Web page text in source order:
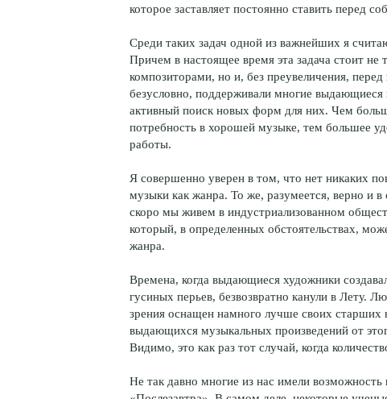
которое заставляет постоянно ставить перед
Среди таких задач одной из важнейших я
Причем в настоящее время эта задача стоит
композиторами, но и, без преувеличения,
безусловно, поддерживали многие
активный поиск новых форм для них. Чем
потребность в хорошей музыке, тем большее
работы.
Я совершенно уверен в том, что нет никаких
музыки как жанра. То же, разумеется, верно и
скоро мы живем в индустриализованном
который, в определенных обстоятельствах,
жанра.
Времена, когда выдающиеся художники
гусиных перьев, безвозвратно канули в Лету.
зрения оснащен намного лучше своих старших
выдающихся музыкальных произведений от
Видимо, это как раз тот случай, когда
Не так давно многие из нас имели возможность